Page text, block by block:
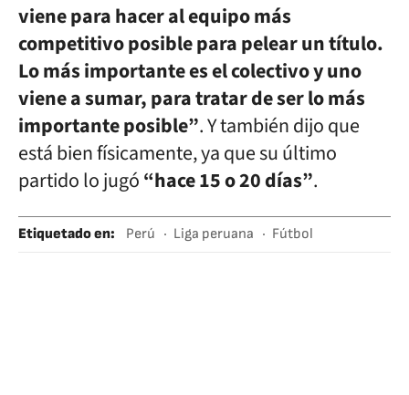
viene para hacer al equipo más
competitivo posible para pelear un título.
Lo más importante es el colectivo y uno
viene a sumar, para tratar de ser lo más
importante posible”. Y también dijo que
está bien físicamente, ya que su último
partido lo jugó“hace 15 o 20 días”.
Etiquetado en: Perú Liga peruana Fútbol